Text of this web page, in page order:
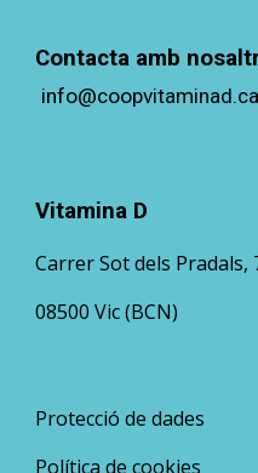
Contacta amb
Vitamina D
Carrer Sot dels Pradals,
08500 Vic (BCN)
Protecció de dades
Política de cookies